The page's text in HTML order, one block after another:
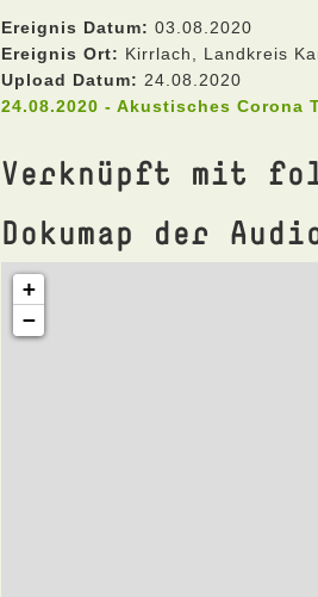
Ereignis Datum: 03.08.2020
Ereignis Ort: Kirrlach, Landkreis
Upload Datum: 24.08.2020
24.08.2020 - Akustisches Corona
Verknüpft mit
Dokumap der